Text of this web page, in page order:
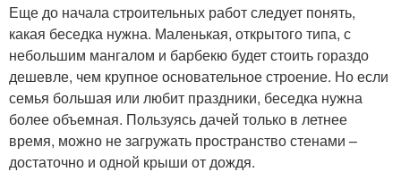
Еще до начала строительных работ следует понять,
какая беседка нужна. Маленькая, открытого типа, с
небольшим мангалом и барбекю будет стоить гораздо
дешевле, чем крупное основательное строение. Но если
семья большая или любит праздники, беседка нужна
более объемная. Пользуясь дачей только в летнее
время, можно не загружать пространство стенами –
достаточно и одной крыши от дождя.